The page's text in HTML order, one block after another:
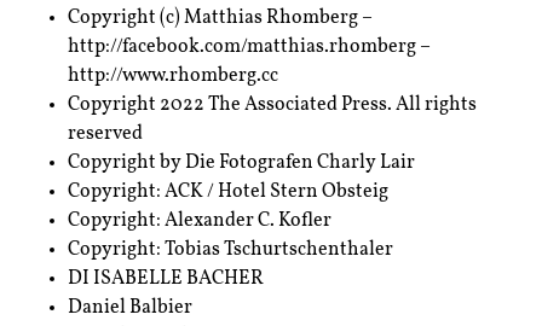
Copyright (c) Matthias Rhomberg –
http://facebook.com/matthias.rhomberg –
http://www.rhomberg.cc
Copyright 2022 The Associated Press. All rights
reserved
Copyright by Die Fotografen Charly Lair
Copyright: ACK / Hotel Stern Obsteig
Copyright: Alexander C. Kofler
Copyright: Tobias Tschurtschenthaler
DI ISABELLE BACHER
Daniel Balbier